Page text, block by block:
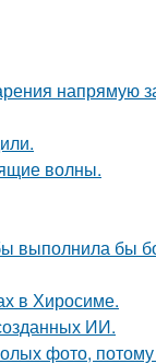
напрямую
волны.
выполнила бы
в Хиросиме.
ИИ.
фото,